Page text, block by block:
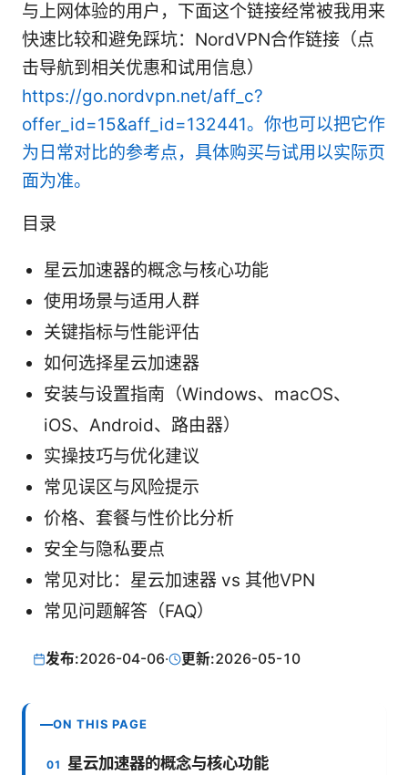
与上网体验的用户，下面这个链接经常被我用来
快速比较和避免踩坑：NordVPN合作链接（点
击导航到相关优惠和试用信息）
https://go.nordvpn.net/aff_c?
offer_id=15&aff_id=132441。你也可以把它作
为日常对比的参考点，具体购买与试用以实际页
面为准。
目录
星云加速器的概念与核心功能
使用场景与适用人群
关键指标与性能评估
如何选择星云加速器
安装与设置指南（Windows、macOS、
iOS、Android、路由器）
实操技巧与优化建议
常见误区与风险提示
价格、套餐与性价比分析
安全与隐私要点
常见对比：星云加速器 vs 其他VPN
常见问题解答（FAQ）
发布:2026-04-06· 更新:2026-05-10
ON THIS PAGE
星云加速器的概念与核心功能